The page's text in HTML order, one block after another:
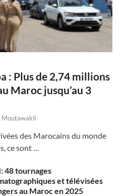
: Plus de 2,74 millions
Maroc jusqu’au 3
Moutawakil
des Marocains du monde
ce sont …
48 tournages
et télévisées
au Maroc en 2025